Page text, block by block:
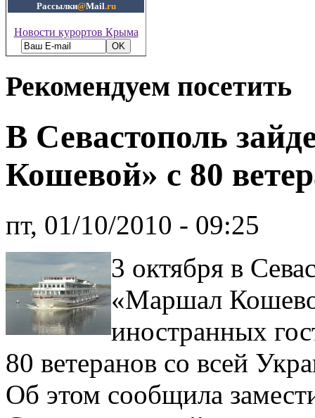
Рассылки@Mail.ru
Новости курортов Крыма
Рекомендуем посетить
В Севастополь
Кошевой» с 80
пт, 01/10/2010 - 09:25
3 октября в
«Маршал
иностранных
80 ветеранов со всей
Об этом сообщила